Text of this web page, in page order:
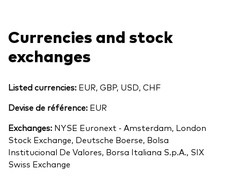
Currencies and stock
exchanges
Listed currencies: EUR, GBP, USD, CHF
Devise de référence: EUR
Exchanges: NYSE Euronext - Amsterdam, London
Stock Exchange, Deutsche Boerse, Bolsa
Institucional De Valores, Borsa Italiana S.p.A., SIX
Swiss Exchange